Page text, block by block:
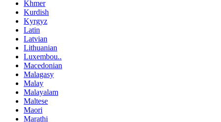
Khmer
Kurdish
Kyrgyz
Latin
Latvian
Lithuanian
Luxembou..
Macedonian
Malagasy
Malay
Malayalam
Maltese
Maori
Marathi